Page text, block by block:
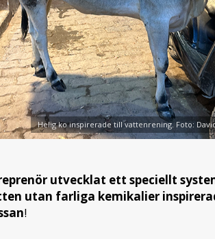
Helig ko inspirerade till vattenrening. Foto:
utvecklat ett speciellt
utan farliga kemikalier
!